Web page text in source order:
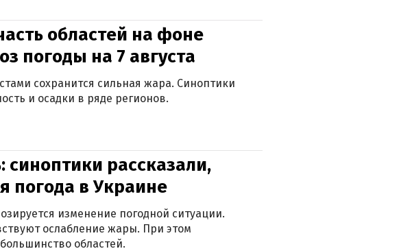
областей на фоне
погоды на 7 августа
сохранится сильная жара. Синоптики
и осадки в ряде регионов.
рассказали,
погода в Украине
изменение погодной ситуации.
ослабление жары. При этом
областей.